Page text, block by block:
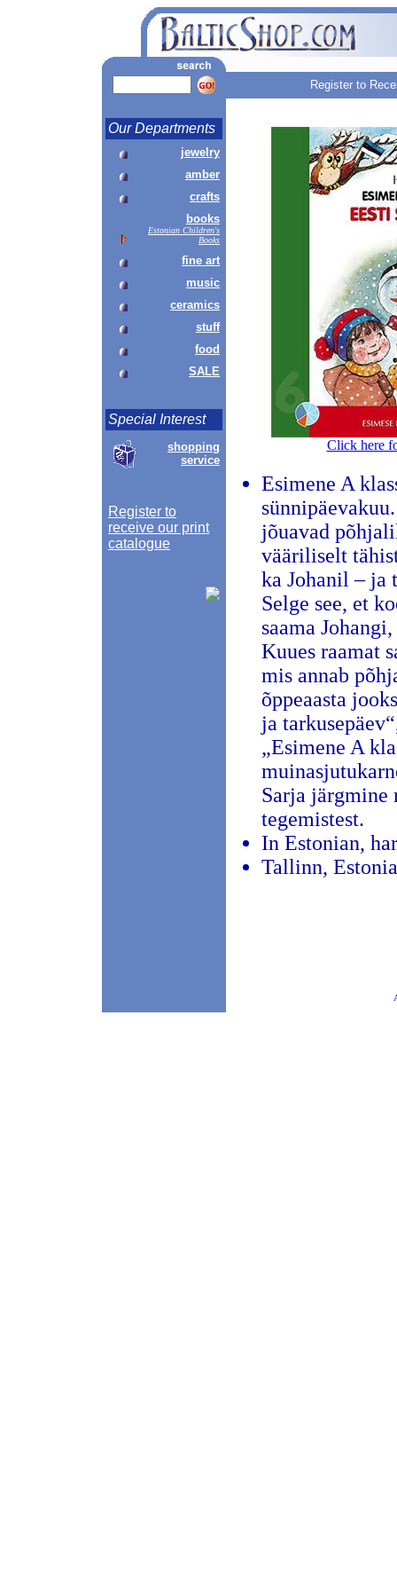
Register to
Our Departments
jewelry
amber
crafts
books
Estonian Children's
Books
fine art
music
ceramics
stuff
food
SALE
Special Interest
shopping
service
Register to
receive our print
catalogue
Click here
Esimene A
jõuavad
vääriliselt
ka Johanil – ja
Selge see, et
saama
Kuues raamat
mis annab
õppeaasta
ja
„Esimene A
Sarja järgmine
tegemistest.
In Estonian,
Tallinn, Estonia